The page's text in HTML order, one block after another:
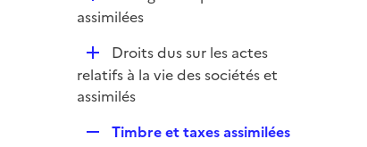
ié
i
e
assimilées
D
é
p
Droits dus sur les actes
relatifs à la vie des sociétés et
assimilés
Timbre et taxes assimilées